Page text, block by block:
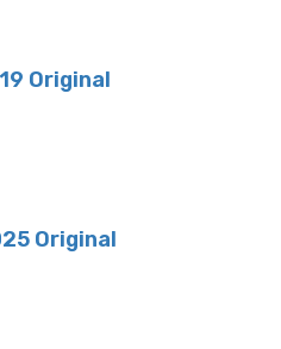
Original
Original